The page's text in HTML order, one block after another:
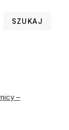
SZUKAJ
–